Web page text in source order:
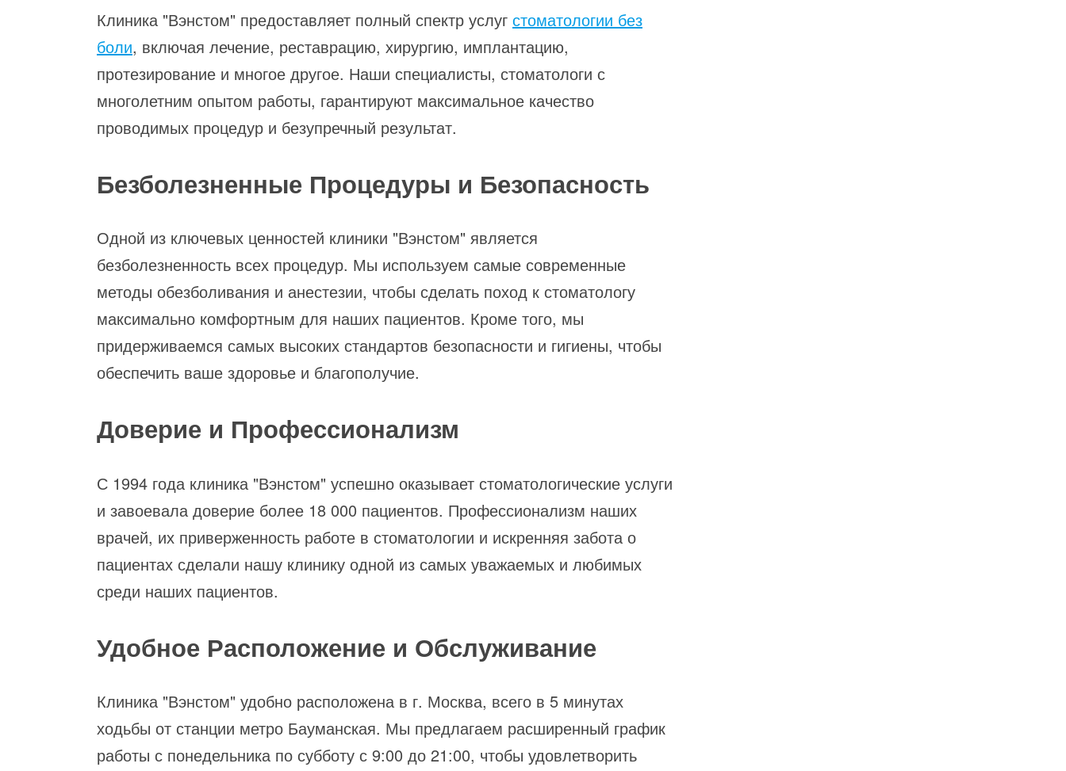
Клиника "Вэнстом" предоставляет полный спектр услуг стоматологии без
боли, включая лечение, реставрацию, хирургию, имплантацию,
протезирование и многое другое. Наши специалисты, стоматологи с
многолетним опытом работы, гарантируют максимальное качество
проводимых процедур и безупречный результат.
Безболезненные Процедуры и Безопасность
Одной из ключевых ценностей клиники "Вэнстом" является
безболезненность всех процедур. Мы используем самые современные
методы обезболивания и анестезии, чтобы сделать поход к стоматологу
максимально комфортным для наших пациентов. Кроме того, мы
придерживаемся самых высоких стандартов безопасности и гигиены, чтобы
обеспечить ваше здоровье и благополучие.
Доверие и Профессионализм
С 1994 года клиника "Вэнстом" успешно оказывает стоматологические услуги
и завоевала доверие более 18 000 пациентов. Профессионализм наших
врачей, их приверженность работе в стоматологии и искренняя забота о
пациентах сделали нашу клинику одной из самых уважаемых и любимых
среди наших пациентов.
Удобное Расположение и Обслуживание
Клиника "Вэнстом" удобно расположена в г. Москва, всего в 5 минутах
ходьбы от станции метро Бауманская. Мы предлагаем расширенный график
работы с понедельника по субботу с 9:00 до 21:00, чтобы удовлетворить